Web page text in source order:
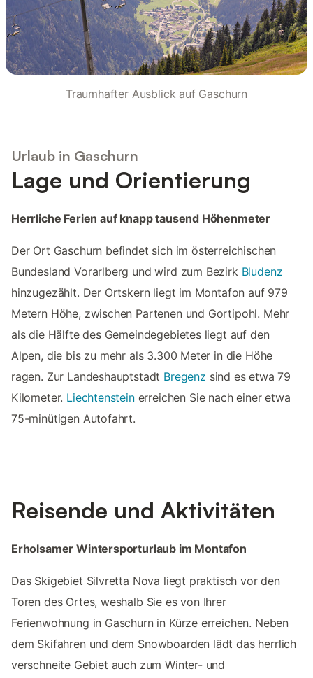
Traumhafter Ausblick auf Gaschurn
Urlaub in Gaschurn
Lage und Orientierung
Herrliche Ferien auf knapp tausend Höhenmeter
Der Ort Gaschurn befindet sich im österreichischen
Bundesland Vorarlberg und wird zum Bezirk Bludenz
hinzugezählt. Der Ortskern liegt im Montafon auf 979
Metern Höhe, zwischen Partenen und Gortipohl. Mehr
als die Hälfte des Gemeindegebietes liegt auf den
Alpen, die bis zu mehr als 3.300 Meter in die Höhe
ragen. Zur Landeshauptstadt Bregenz sind es etwa 79
Kilometer. Liechtensteinerreichen Sie nach einer etwa
75-minütigen Autofahrt.
Reisende und Aktivitäten
Erholsamer Wintersporturlaub im Montafon
Das Skigebiet Silvretta Nova liegt praktisch vor den
Toren des Ortes, weshalb Sie es von Ihrer
Ferienwohnung in Gaschurn in Kürze erreichen. Neben
dem Skifahren und dem Snowboarden lädt das herrlich
verschneite Gebiet auch zum Winter- und